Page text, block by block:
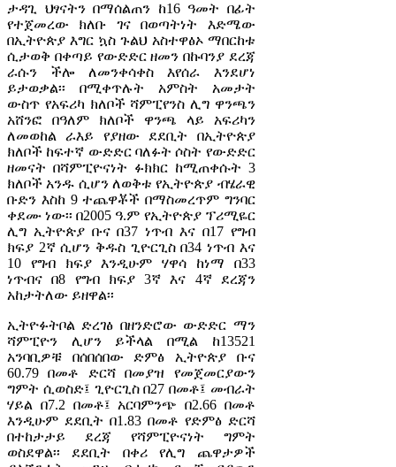
ታዳጊ ህፃናትን በማሰልጠን ከ16 ዓመት በፊት
የተጀመረው ክለቡ ገና በወጣትነት እድሜው
በኢትዮጵያ እግር ኳስ ጉልህ አስተዋፅኦ ማበርከቱ
ሲታወቅ በቀጣይ የውድድር ዘመን በኩባንያ ደረጃ
ራሱን ችሎ ለመንቀሳቀስ እየሰራ እንደሆነ
ይታወቃል፡፡ በሚቀጥሉት አምስት አመታት
ውስጥ የአፍሪካ ክለቦች ሻምፒየንስ ሊግ ዋንጫን
አሸንፎ በዓለም ክለቦች ዋንጫ ላይ አፍሪካን
ለመወከል ራእይ የያዘው ደደቢት በኢትዮጵያ
ክለቦች ከፍተኛ ውድድር ባለፉት ሶስት የውድድር
ዘመናት በሻምፒዮናነት ፉክክር ከሚጠቀሱት 3
ክለቦች አንዱ ሲሆን ለወቅቱ የኢትዮጵያ ብሄራዊ
ቡድን እስከ 9 ተጨዋቾች በማስመረጥም ግንባር
ቀደሙ ነው፡፡ በ2005 ዓ.ም የኢትዮጵያ ፕሪሚዬር
ሊግ ኢትዮጵያ ቡና በ37 ነጥብ እና በ17 የግብ
ክፍያ 2ኛ ሲሆን ቅዱስ ጊዮርጊስ በ34 ነጥብ እና
10 የግብ ክፍያ እንዲሁም ሃዋሳ ከነማ በ33
ነጥብና በ8 የግብ ክፍያ 3ኛ እና 4ኛ ደረጃን
አከታትለው ይዘዋል፡፡
ኢትዮፉትቦል ድረገፅ በዘንድሮው ውድድር ማን
ሻምፒዮን ሊሆን ይችላል በሚል ከ13521
አንባቢዎቹ በሰበሰበው ድምፅ ኢትዮጵያ ቡና
60.79 በመቶ ድርሻ በመያዝ የመጀመርያውን
ግምት ሲወስድ፤ ጊዮርጊስ በ27 በመቶ፤ መብራት
ሃይል በ7.2 በመቶ፤ አርባምንጭ በ2.66 በመቶ
እንዲሁም ደደቢት በ1.83 በመቶ የድምፅ ድርሻ
በተከታታይ ደረጃ የሻምፒዮናነት ግምት
ወስደዋል፡፡ ደደቢት በቀሪ የሊግ ጨዋታዎች